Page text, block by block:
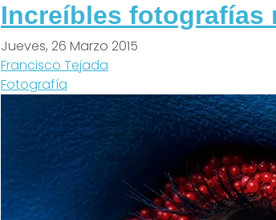
Increíbles fotografías
Jueves, 26 Marzo 2015
Francisco Tejada
Fotografía